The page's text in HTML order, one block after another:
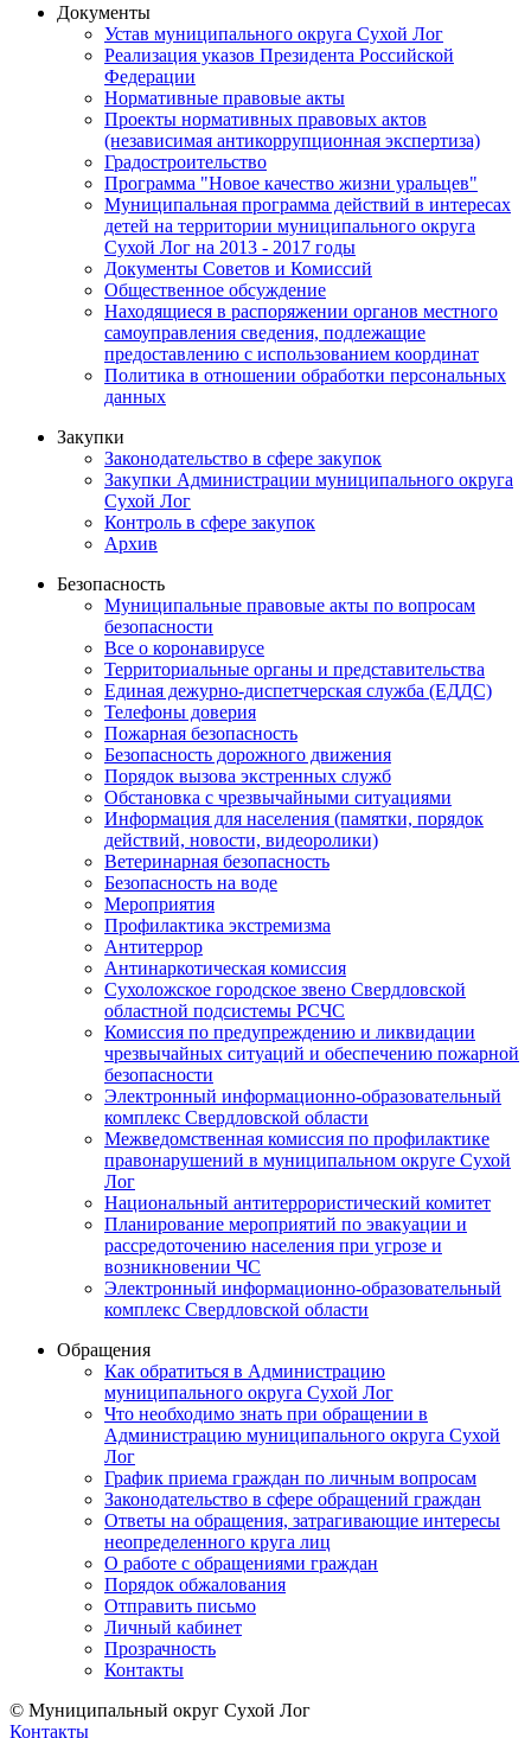
Документы
Устав муниципального округа Сухой Лог
Реализация указов Президента Российской
Федерации
Нормативные правовые акты
Проекты нормативных правовых актов
(независимая антикоррупционная экспертиза)
Градостроительство
Программа "Новое качество жизни уральцев"
Муниципальная программа действий в интересах
детей на территории муниципального округа
Сухой Лог на 2013 - 2017 годы
Документы Советов и Комиссий
Общественное обсуждение
Находящиеся в распоряжении органов местного
самоуправления сведения, подлежащие
предоставлению с использованием координат
Политика в отношении обработки персональных
данных
Закупки
Законодательство в сфере закупок
Закупки Администрации муниципального округа
Сухой Лог
Контроль в сфере закупок
Архив
Безопасность
Муниципальные правовые акты по вопросам
безопасности
Все о коронавирусе
Территориальные органы и представительства
Единая дежурно-диспетчерская служба (ЕДДС)
Телефоны доверия
Пожарная безопасность
Безопасность дорожного движения
Порядок вызова экстренных служб
Обстановка с чрезвычайными ситуациями
Информация для населения (памятки, порядок
действий, новости, видеоролики)
Ветеринарная безопасность
Безопасность на воде
Мероприятия
Профилактика экстремизма
Антитеррор
Антинаркотическая комиссия
Сухоложское городское звено Свердловской
областной подсистемы РСЧС
Комиссия по предупреждению и ликвидации
чрезвычайных ситуаций и обеспечению пожарной
безопасности
Электронный информационно-образовательный
комплекс Cвердловской области
Межведомственная комиссия по профилактике
правонарушений в муниципальном округе Сухой
Лог
Национальный антитеррористический комитет
Планирование мероприятий по эвакуации и
рассредоточению населения при угрозе и
возникновении ЧС
Электронный информационно-образовательный
комплекс Свердловской области
Обращения
Как обратиться в Администрацию
муниципального округа Сухой Лог
Что необходимо знать при обращении в
Администрацию муниципального округа Сухой
Лог
График приема граждан по личным вопросам
Законодательство в сфере обращений граждан
Ответы на обращения, затрагивающие интересы
неопределенного круга лиц
О работе с обращениями граждан
Порядок обжалования
Отправить письмо
Личный кабинет
Прозрачность
Контакты
© Муниципальный округ Сухой Лог
Контакты